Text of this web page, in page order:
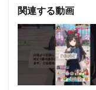
関連する動画